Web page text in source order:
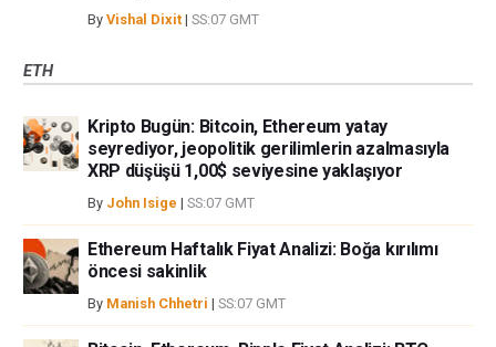
By Vishal Dixit | SS:07 GMT
ETH
Kripto Bugün: Bitcoin, Ethereum yatay
seyrediyor, jeopolitik gerilimlerin azalmasıyla
XRP düşüşü 1,00$ seviyesine yaklaşıyor
By John Isige | SS:07 GMT
Ethereum Haftalık Fiyat Analizi: Boğa kırılımı
öncesi sakinlik
By Manish Chhetri | SS:07 GMT